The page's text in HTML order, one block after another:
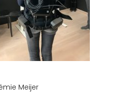
Meijer